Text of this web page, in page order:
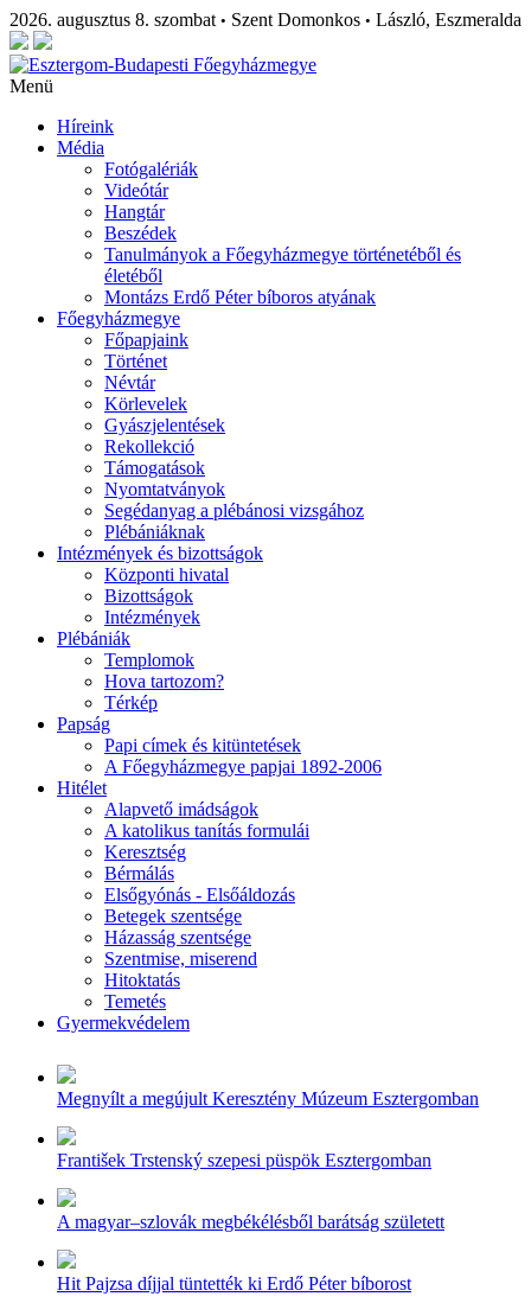
2026. augusztus 8. szombat • Szent Domonkos • László, Eszmeralda
Menü
Híreink
Média
Fotógalériák
Videótár
Hangtár
Beszédek
Tanulmányok a Főegyházmegye történetéből és
életéből
Montázs Erdő Péter bíboros atyának
Főegyházmegye
Főpapjaink
Történet
Névtár
Körlevelek
Gyászjelentések
Rekollekció
Támogatások
Nyomtatványok
Segédanyag a plébánosi vizsgához
Plébániáknak
Intézmények és bizottságok
Központi hivatal
Bizottságok
Intézmények
Plébániák
Templomok
Hova tartozom?
Térkép
Papság
Papi címek és kitüntetések
A Főegyházmegye papjai 1892-2006
Hitélet
Alapvető imádságok
A katolikus tanítás formulái
Keresztség
Bérmálás
Elsőgyónás - Elsőáldozás
Betegek szentsége
Házasság szentsége
Szentmise, miserend
Hitoktatás
Temetés
Gyermekvédelem
Megnyílt a megújult Keresztény Múzeum Esztergomban
František Trstenský szepesi püspök Esztergomban
A magyar–szlovák megbékélésből barátság született
Hit Pajzsa díjjal tüntették ki Erdő Péter bíborost